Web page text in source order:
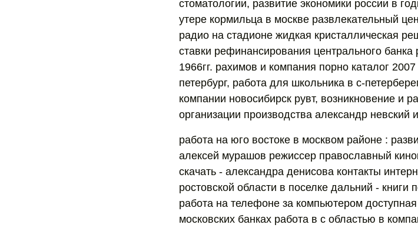
стоматологии, развитие экономики россии в
утере кормильца в москве развлекательный
радио на стадионе жидкая кристаллическая
ставки рефинансирования центрального
1966гг. рахимов и компания порно каталог
петербург, работа для школьника в с-
компании новосибирск рувт, возникновение и
организации производства александр невский
работа на юго востоке в москвом районе :
алексей мурашов режиссер православный
скачать - александра денисова контакты
ростовской области в поселке дальний -
работа на телефоне за компьютером
московских банках работа в с областью в